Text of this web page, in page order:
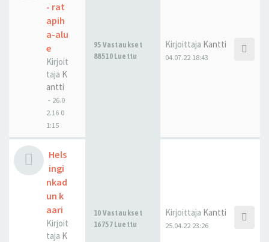
- rat
apih
a-alu
e
Kirjoit
taja K
antti
- 26.0
2.16 0
1:15
95 Vastaukset
88510 Luettu
Kirjoittaja Kantti
04.07.22 18:43
Hels
ingi
nkad
un k
aari
Kirjoit
taja K
10 Vastaukset
16757 Luettu
Kirjoittaja Kantti
25.04.22 23:26